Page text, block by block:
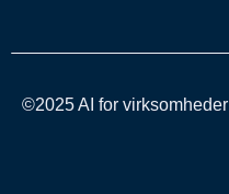
©2025 AI for virksomheder